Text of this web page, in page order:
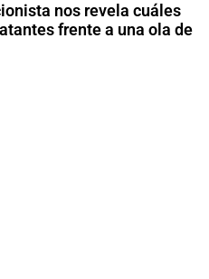
nos revela cuáles
frente a una ola de